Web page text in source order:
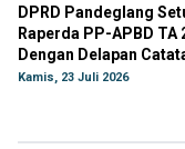
DPRD Pandeglang
Raperda PP-APBD TA
Dengan Delapan
Kamis, 23 Juli 2026